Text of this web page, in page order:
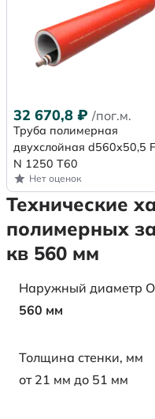
32 670,8 ₽ /пог.м.
Труба полимерная
двухслойная d560x50,5
N 1250 Т60
Нет оценок
Технические
полимерных
кв 560 мм
Наружный диаметр
560 мм
Толщина стенки, мм
от 21 мм до 51 мм